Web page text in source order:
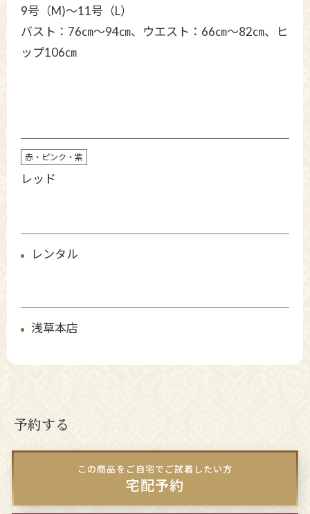
9号（M)〜11号（L）
バスト：76㎝～94㎝、ウエスト：66㎝～82㎝、ヒ
ップ106㎝
赤・ピンク・紫
レッド
レンタル
浅草本店
予約する
この商品をご自宅でご試着したい方
宅配予約